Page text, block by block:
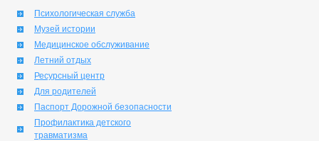
Психологическая служба
Музей истории
Медицинское обслуживание
Летний отдых
Ресурсный центр
Для родителей
Паспорт Дорожной безопасности
Профилактика детского
травматизма